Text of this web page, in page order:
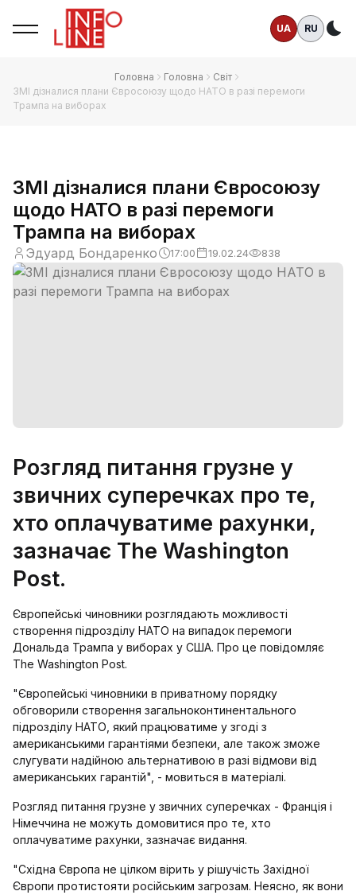
UA RU
Головна Головна
Світ
ЗМІ дізналися плани Євросоюзу щодо НАТО в разі перемоги
Трампа на виборах
ЗМІ дізналися плани Євросоюзу
щодо НАТО в разі перемоги
Трампа на виборах
Эдуард Бондаренко 17:00 19.02.24 838
Розгляд питання грузне у
звичних суперечках про те,
хто оплачуватиме рахунки,
зазначає The Washington
Post.
Європейські чиновники розглядають можливості
створення підрозділу НАТО на випадок перемоги
Дональда Трампа у виборах у США. Про це повідомляє
The Washington Post.
"Європейські чиновники в приватному порядку
обговорили створення загальноконтинентального
підрозділу НАТО, який працюватиме у згоді з
американськими гарантіями безпеки, але також зможе
слугувати надійною альтернативою в разі відмови від
американських гарантій", - мовиться в матеріалі.
Розгляд питання грузне у звичних суперечках - Франція і
Німеччина не можуть домовитися про те, хто
оплачуватиме рахунки, зазначає видання.
"Східна Європа не цілком вірить у рішучість Західної
Європи протистояти російським загрозам. Неясно, як вони